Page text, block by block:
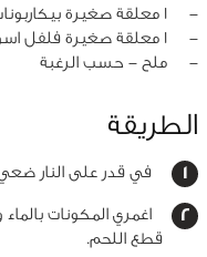
‏-
1 معلقة صغيرة بيكاربونات الصوديوم
‏-
1 معلقة صغيرة فلفل اسود
‏-
ملح - حسب الرغبة
الطريقة
في قدر على النار ضعي
اغمري المكونات
قطع اللحم.